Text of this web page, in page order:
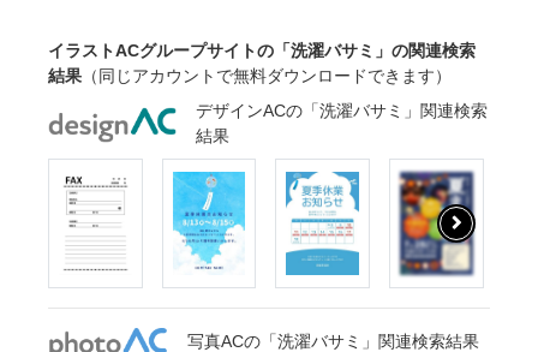
イラストACグループサイトの「洗濯バサミ」の関連検索
結果 （同じアカウントで無料ダウンロードできます）
デザインACの「洗濯バサミ」関連検索
結果
写真ACの「洗濯バサミ」関連検索結果